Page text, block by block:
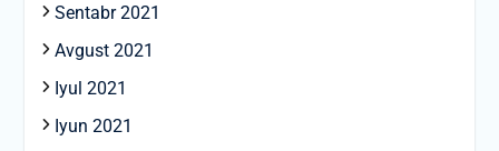
Sentabr 2021
Avgust 2021
Iyul 2021
Iyun 2021